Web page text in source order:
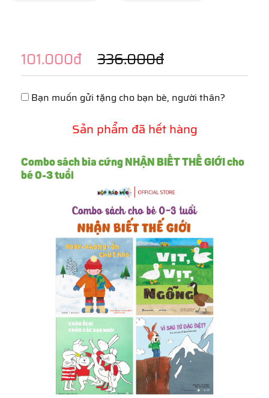
Combo sách bìa cứng NHẬN BIẾT THẾ GIỚI cho
bé 0-3 tuổi
101.000đ 336.000đ
Bạn muốn gửi tặng cho bạn bè, người thân?
Sản phẩm đã hết hàng